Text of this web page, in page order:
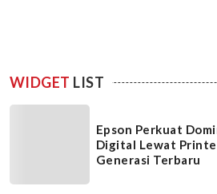
WIDGET LIST
Epson Perkuat
Digital Lewat
Generasi Terbaru